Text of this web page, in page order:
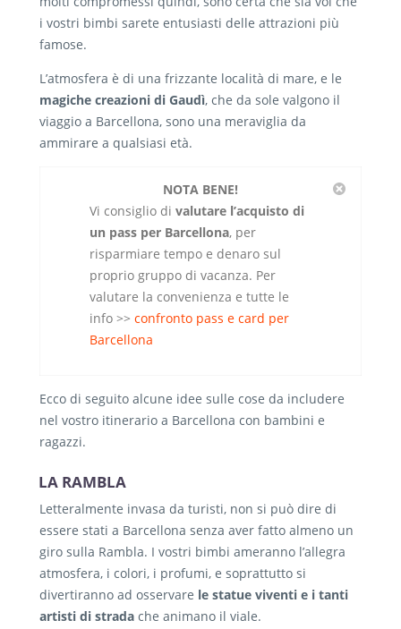
i vostri bimbi sarete entusiasti delle attrazioni più
famose.
L’atmosfera è di una frizzante località di mare, e le
magiche creazioni di Gaudì, che da sole valgono il
viaggio a Barcellona, sono una meraviglia da
ammirare a qualsiasi età.
NOTA BENE!
Vi consiglio di valutare l’acquisto di
un pass per Barcellona, per
risparmiare tempo e denaro sul
proprio gruppo di vacanza. Per
valutare la convenienza e tutte le
info >> confronto pass e card per
Barcellona
Ecco di seguito alcune idee sulle cose da includere
nel vostro itinerario a Barcellona con bambini e
ragazzi.
LA RAMBLA
Letteralmente invasa da turisti, non si può dire di
essere stati a Barcellona senza aver fatto almeno un
giro sulla Rambla. I vostri bimbi ameranno l’allegra
atmosfera, i colori, i profumi, e soprattutto si
divertiranno ad osservare le statue viventi e i tanti
artisti di strada che animano il viale.